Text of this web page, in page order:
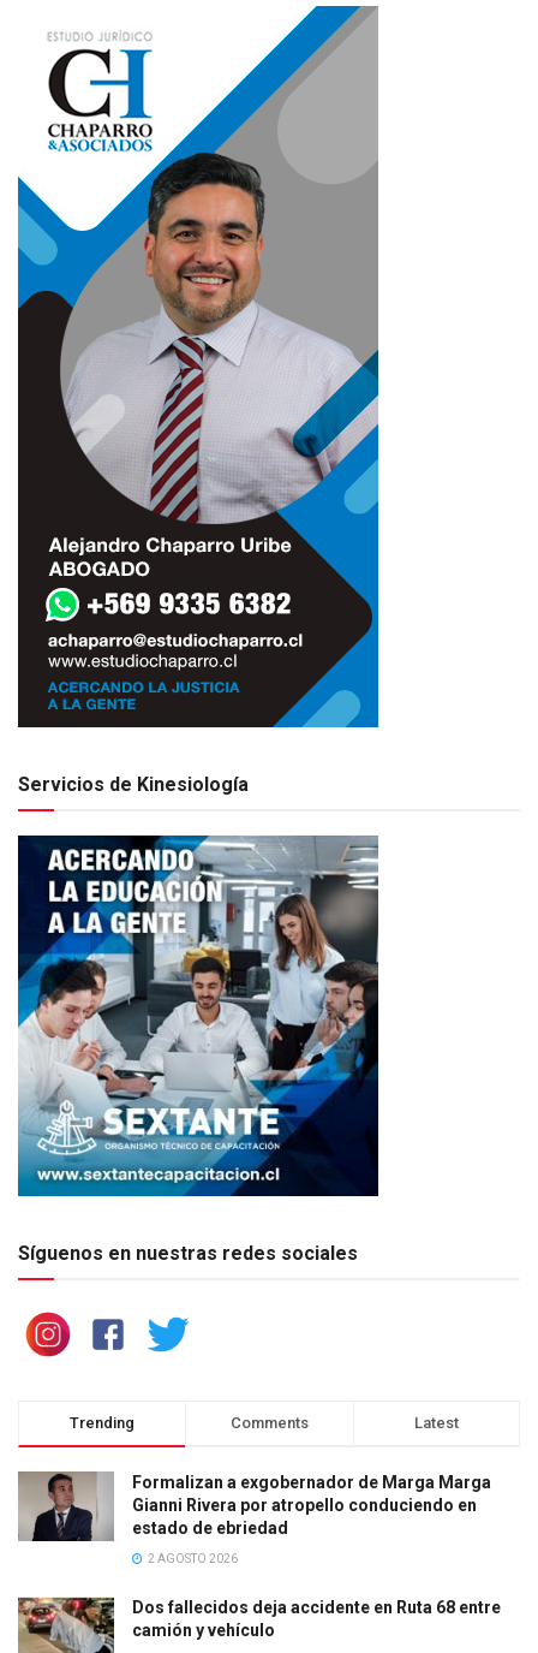
Servicios de Kinesiología
Síguenos en nuestras redes sociales
Trending Comments Latest
Formalizan a exgobernador de Marga Marga
Gianni Rivera por atropello conduciendo en
estado de ebriedad
2 AGOSTO 2026
Dos fallecidos deja accidente en Ruta 68 entre
camión y vehículo